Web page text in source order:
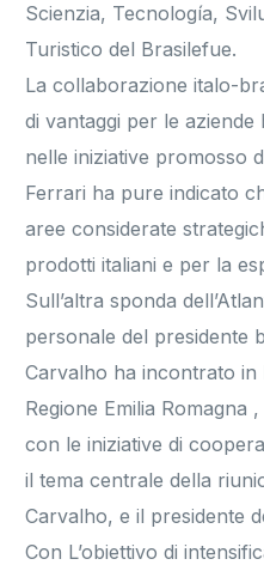
Scienzia, Tecnología,
Turistico del Brasilefue.
La collaborazione italo-
di vantaggi per le
nelle iniziative promosso
Ferrari ha pure indicato
aree considerate
prodotti italiani e per la
Sull’altra sponda
personale del presidente
Carvalho ha incontrato in
Regione Emilia Romagna
con le iniziative di
il tema centrale della
Carvalho, e il presidente
Con L’obiettivo di